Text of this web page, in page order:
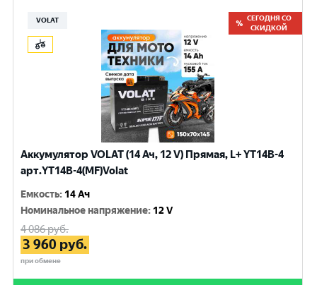
VOLAT
СЕГОДНЯ СО
СКИДКОЙ
Аккумулятор VOLAT (14 Ач, 12 V) Прямая, L+ YT14B-4
арт.YT14B-4(MF)Volat
Емкость: 14 Ач
Номинальное напряжение: 12 V
4 086руб.
3 960 руб.
при обмене